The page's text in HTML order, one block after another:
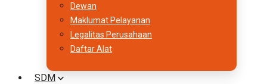
Dewan
Maklumat Pelayanan
Legalitas Perusahaan
Daftar Alat
SDM